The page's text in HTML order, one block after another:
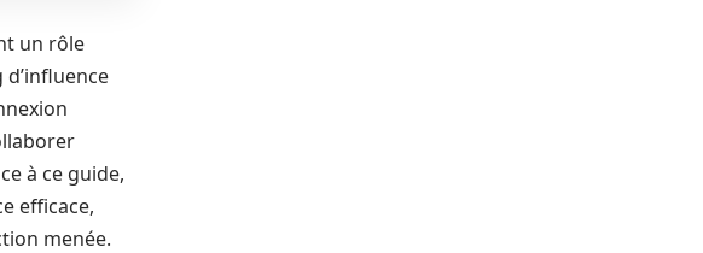
un rôle
à ce guide,
efficace,
menée.